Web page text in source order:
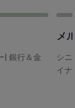
| 銀行＆金
メ
シ
イ